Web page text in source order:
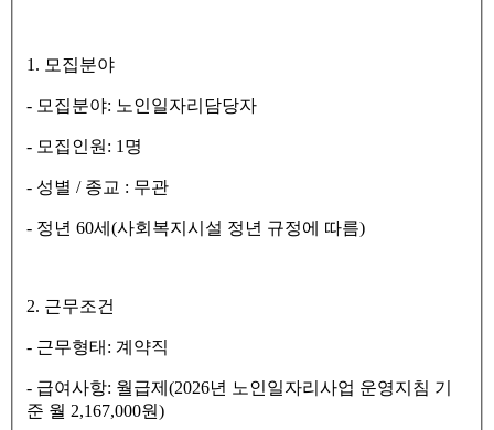
1. 모집분야
- 모집분야: 노인일자리담당자
- 모집인원 : 1 명
- 성별 / 종교 : 무관
- 정년 60세 (사회복지시설 정년 규정에 따름)
2. 근무조건
- 근무형태 : 계약직
- 급여사항: 월급제 (2026년 노인일자리사업 운영지침 기
준 월 2,167,000원)